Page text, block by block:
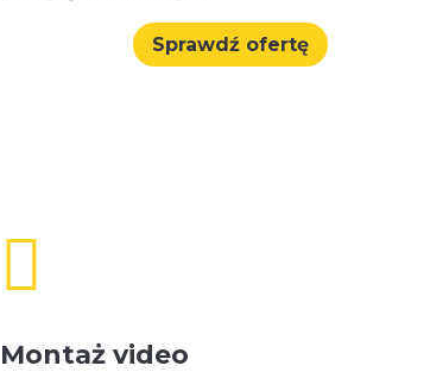
Sprawdź ofertę

Montaż video